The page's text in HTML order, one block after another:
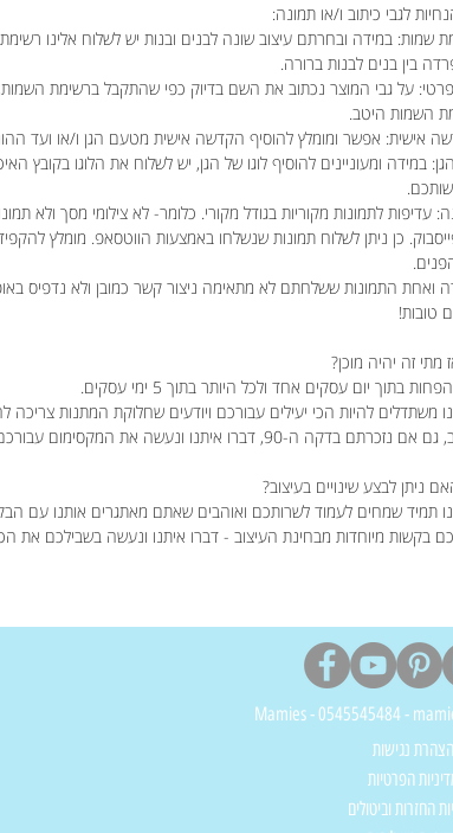
לגבי כיתוב ו/או תמונה:
שמות: במידה ובחרתם עיצוב שונה לבנים ובנות יש לשלוח אלינו
בין בנים לבנות ברורה.
על גבי המוצר נכתוב את השם בדיוק כפי שהתקבל ברשימת
השמות היטב.
אישית: אפשר ומומלץ להוסיף הקדשה אישית מטעם הגן ו/או ועד
הגן: במידה ומעוניינים להוסיף לוגו של הגן, יש לשלוח את הלוגו בקובץ
עדיפות לתמונות מקוריות בגודל מקורי. כלומר- לא צילומי מסך ולא
כן ניתן לשלוח תמונות שנשלחו באמצעות הווטסאפ. מומלץ
ואחת התמונות ששלחתם לא מתאימה ניצור קשר כמובן ולא נדפיס
טובות!
מתי זה יהיה מוכן?
בתוך יום עסקים אחד ולכל היותר בתוך 5 ימי עסקים.
משתדלים להיות הכי יעילים עבורכם ויודעים שחלוקת המתנות צריכה
נזכרתם בדקה ה-90, דברו איתנו ונעשה את המקסימום עבורכם.
ניתן לבצע שינויים בעיצוב?
תמיד שמחים לעמוד לשרותכם ואוהבים שאתם מאתגרים אותנו עם
בקשות מיוחדות מבחינת העיצוב - דברו איתנו ונעשה בשבילכם את
Mamies - 0545545484 -
הצהרת נגישות
הפרטיות
החזרות וביטולים